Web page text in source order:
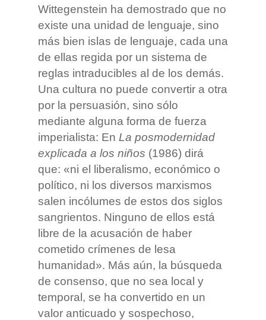
Wittegenstein ha demostrado que no
existe una unidad de lenguaje, sino
más bien islas de lenguaje, cada una
de ellas regida por un sistema de
reglas intraducibles al de los demás.
Una cultura no puede convertir a otra
por la persuasión, sino sólo
mediante alguna forma de fuerza
imperialista: En La posmodernidad
explicada a los niños (1986) dirá
que: «ni el liberalismo, económico o
político, ni los diversos marxismos
salen incólumes de estos dos siglos
sangrientos. Ninguno de ellos está
libre de la acusación de haber
cometido crímenes de lesa
humanidad». Más aún, la búsqueda
de consenso, que no sea local y
temporal, se ha convertido en un
valor anticuado y sospechoso,